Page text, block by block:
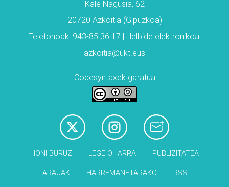
Kale Nagusia, 62
20720 Azkoitia (Gipuzkoa)
Telefonoak: 943-85 36 17 | Helbide elektronikoa:
azkoitia@ukt.eus
Codesyntaxek garatua
HONI BURUZ LEGE OHARRA PUBLIZITATEA
ARAUAK HARREMANETARAKO RSS